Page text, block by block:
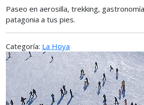
Paseo en aerosilla, trekking,
patagonia a tus pies.
Categoría: La Hoya